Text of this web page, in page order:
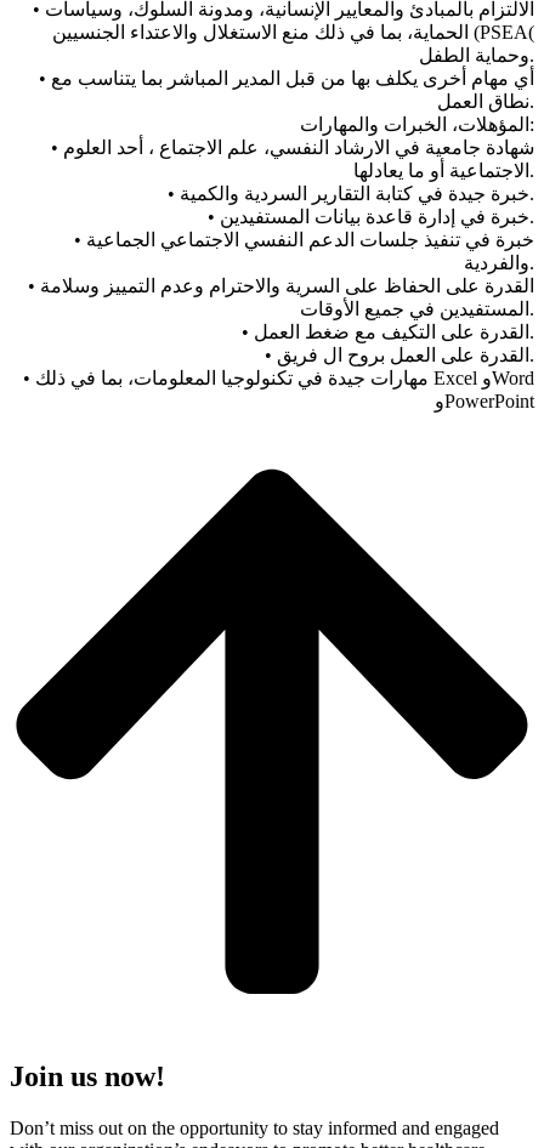
• الالتزام بالمبادئ والمعاییر الإنسانیة، ومدونة السلوك، وسیاسات
الحمایة، بما في ذلك منع الاستغلال والاعتداء الجنسیین (PSEA(
وحمایة الطفل.
• أي مھام أخرى یكلف بھا من قبل المدیر المباشر بما یتناسب مع
نطاق العمل.
المؤھلات، الخبرات والمھارات:
• شھادة جامعیة في الارشاد النفسي، علم الاجتماع ، أحد العلوم
الاجتماعیة أو ما یعادلھا.
• خبرة جیدة في كتابة التقاریر السردیة والكمیة.
• خبرة في إدارة قاعدة بیانات المستفیدین.
• خبرة في تنفیذ جلسات الدعم النفسي الاجتماعي الجماعیة
والفردیة.
• القدرة على الحفاظ على السریة والاحترام وعدم التمییز وسلامة
المستفیدین في جمیع الأوقات.
• القدرة على التكیف مع ضغط العمل.
• القدرة على العمل بروح ال فریق.
• مھارات جیدة في تكنولوجیا المعلومات، بما في ذلك Excel وWord
وPowerPoint
Join us now!
Don’t miss out on the opportunity to stay informed and engaged